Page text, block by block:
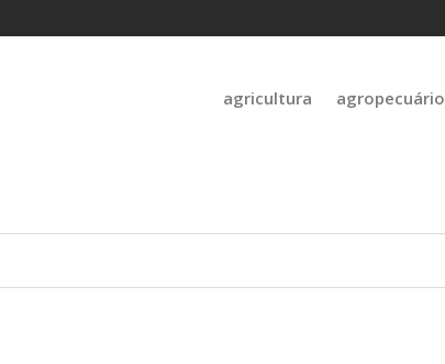
agricultura agropecuário